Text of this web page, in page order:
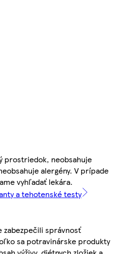
prostriedok, neobsahuje
alergény. V prípade
vyhľadať lekára.
a tehotenské testy
zabezpečili správnosť
sa potravinárske produkty